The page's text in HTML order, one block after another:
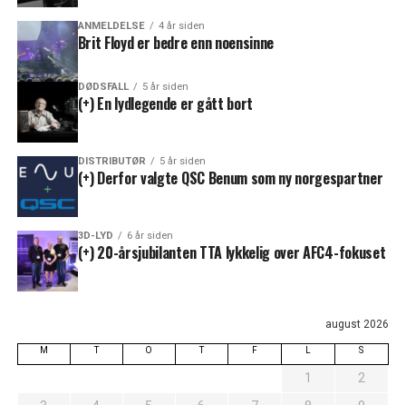
ANMELDELSE 4 år siden
Brit Floyd er bedre enn noensinne
DØDSFALL 5 år siden
(+) En lydlegende er gått bort
DISTRIBUTØR 5 år siden
(+) Derfor valgte QSC Benum som ny norgespartner
3D-LYD 6 år siden
(+) 20-årsjubilanten TTA lykkelig over AFC4-fokuset
august 2026
M T O T F S
1
2